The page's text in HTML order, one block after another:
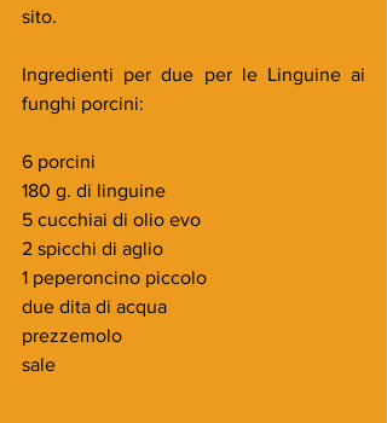
sito.
Ingredienti per due per le Linguine ai
funghi porcini:
6 porcini
180 g. di linguine
5 cucchiai di olio evo
2 spicchi di aglio
1 peperoncino piccolo
due dita di acqua
prezzemolo
sale